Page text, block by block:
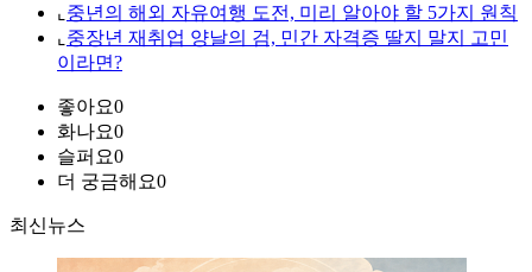
⌞ 중년의 해외 자유여행 도전, 미리 알아야 할 5가지 원칙
⌞ 중장년 재취업 양날의 검, 민간 자격증 딸지 말지 고민
이라면?
좋아요0
화나요0
슬퍼요0
더 궁금해요0
최신뉴스